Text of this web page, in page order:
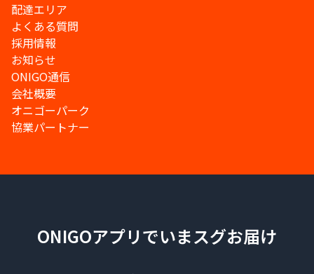
配達エリア
よくある質問
採用情報
お知らせ
ONIGO通信
会社概要
オニゴーパーク
協業パートナー
ONIGOアプリでいまスグお届け